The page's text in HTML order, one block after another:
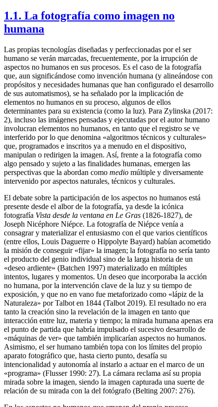
1.1. La fotografía como imagen no
humana
Las propias tecnologías diseñadas y perfeccionadas por el ser
humano se verán marcadas, frecuentemente, por la irrupción de
aspectos no humanos en sus procesos. Es el caso de la fotografía
que, aun significándose como invención humana (y alineándose con
propósitos y necesidades humanas que han configurado el desarrollo
de sus automatismos), se ha señalado por la implicación de
elementos no humanos en su proceso, algunos de ellos
determinantes para su existencia (como la luz). Para Zylinska (2017:
2), incluso las imágenes pensadas y ejecutadas por el autor humano
involucran elementos no humanos, en tanto que el registro se ve
interferido por lo que denomina «algoritmos técnicos y culturales»
que, programados e inscritos ya a menudo en el dispositivo,
manipulan o redirigen la imagen. Así, frente a la fotografía como
algo pensado y sujeto a las finalidades humanas, emergen las
perspectivas que la abordan como medio múltiple y diversamente
intervenido por aspectos naturales, técnicos y culturales.
El debate sobre la participación de los aspectos no humanos está
presente desde el albor de la fotografía, ya desde la icónica
fotografía Vista desde la ventana en Le Gras (1826-1827), de
Joseph Nicéphore Niépce. La fotografía de Niépce venía a
consagrar y materializar el entusiasmo con el que varios científicos
(entre ellos, Louis Daguerre o Hippolyte Bayard) habían acometido
la misión de conseguir «fijar» la imagen; la fotografía no sería tanto
el producto del genio individual sino de la larga historia de un
«deseo ardiente» (Batchen 1997) materializado en múltiples
intentos, lugares y momentos. Un deseo que incorporaba la acción
no humana, por la intervención clave de la luz y su tiempo de
exposición, y que no en vano fue metaforizado como «lápiz de la
Naturaleza» por Talbot en 1844 (Talbot 2019). El resultado no era
tanto la creación sino la revelación de la imagen en tanto que
interacción entre luz, materia y tiempo; la mirada humana apenas era
el punto de partida que habría impulsado el sucesivo desarrollo de
«máquinas de ver» que también implicarían aspectos no humanos.
Asimismo, el ser humano también topa con los límites del propio
aparato fotográfico que, hasta cierto punto, desafía su
intencionalidad y autonomía al instarlo a actuar en el marco de un
«programa» (Flusser 1990: 27). La cámara reclama así su propia
mirada sobre la imagen, siendo la imagen capturada una suerte de
relación de su mirada con la del fotógrafo (Belting 2007: 276).